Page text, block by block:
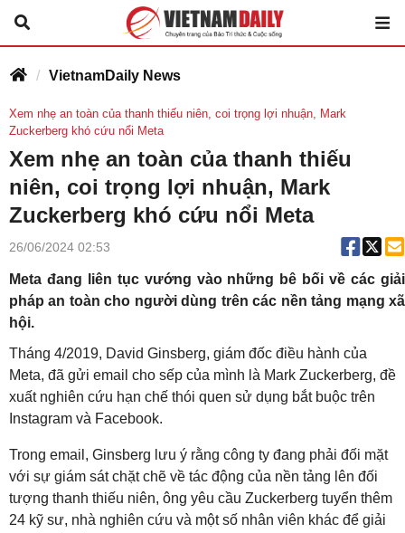
VietnamDaily News
Xem nhẹ an toàn của thanh thiếu niên, coi trọng lợi nhuận, Mark
Zuckerberg khó cứu nổi Meta
Xem nhẹ an toàn của thanh thiếu
niên, coi trọng lợi nhuận, Mark
Zuckerberg khó cứu nổi Meta
26/06/2024 02:53
Meta đang liên tục vướng vào những bê bối về các giải
pháp an toàn cho người dùng trên các nền tảng mạng xã
hội.
Tháng 4/2019, David Ginsberg, giám đốc điều hành của
Meta, đã gửi email cho sếp của mình là Mark Zuckerberg, đề
xuất nghiên cứu hạn chế thói quen sử dụng bắt buộc trên
Instagram và Facebook.
Trong email, Ginsberg lưu ý rằng công ty đang phải đối mặt
với sự giám sát chặt chẽ về tác động của nền tảng lên đối
tượng thanh thiếu niên, ông yêu cầu Zuckerberg tuyển thêm
24 kỹ sư, nhà nghiên cứu và một số nhân viên khác để giải